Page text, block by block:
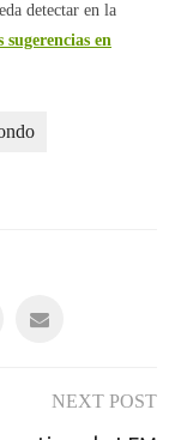
detectar en la
sugerencias en
NEXT POST